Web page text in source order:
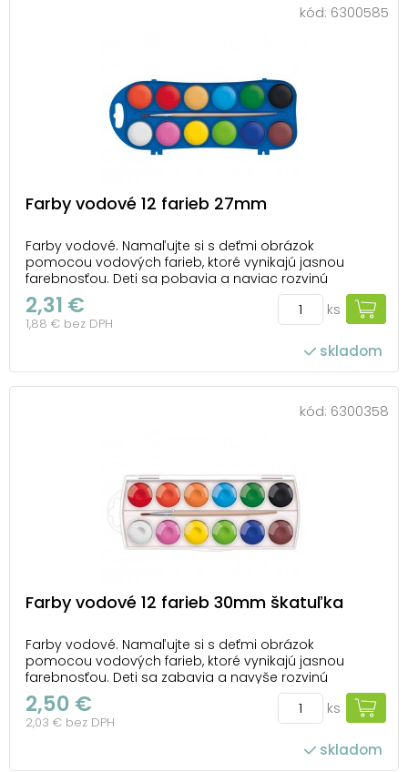
kód: 6300585
Farby vodové 12 farieb 27mm
Farby vodové. Namaľujte si s deťmi obrázok
pomocou vodových farieb, ktoré vynikajú jasnou
farebnosťou. Deti sa pobavia a naviac rozvinú
motoriku ruky a svoju fantáziu. - vhodné pre školské a
hobby použitie - vysoké krycie vlastnosti -
roztierateľné vodou - miešaním získate rôzne odtiene
2,31 €
1,88 € bez DPH
ks
skladom
kód: 6300358
Farby vodové 12 farieb 30mm škatuľka
Farby vodové. Namaľujte si s deťmi obrázok
pomocou vodových farieb, ktoré vynikajú jasnou
farebnosťou. Deti sa zabavia a navyše rozvinú
motoriku ruky a svoju fantáziu. - vhodné pre školské a
hobby použitie - vysoké krycie vlastnosti a kvalita -
roztierateľné vodou - miešaním získate rôzne o...
2,50 €
2,03 € bez DPH
ks
skladom